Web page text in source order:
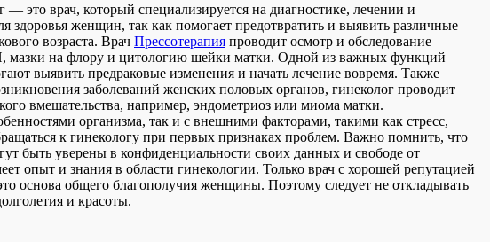
— этo врач, который специализируется на диагностике, лечении и
женщин, так как помогает предотвратить и выявить различные
возраста. Врач Прессотерапия проводит осмотр и обследование
мазки на флору и цитологию шейки матки. Одной из важных функций
выявить предраковые изменения и начать лечение вовремя. Также
заболеваний женских половых органов, гинеколог проводит
вмешательства, например, эндометриоз или миома матки.
организма, так и с внешними факторами, такими как стресс,
к гинекологу при первых признаках проблем. Важно помнить, что
быть уверены в конфиденциальности своих данных и свободе от
опыт и знания в области гинекологии. Только врач с хорошей репутацией
основа общего благополучия женщины. Поэтому следует не откладывать
и красоты.